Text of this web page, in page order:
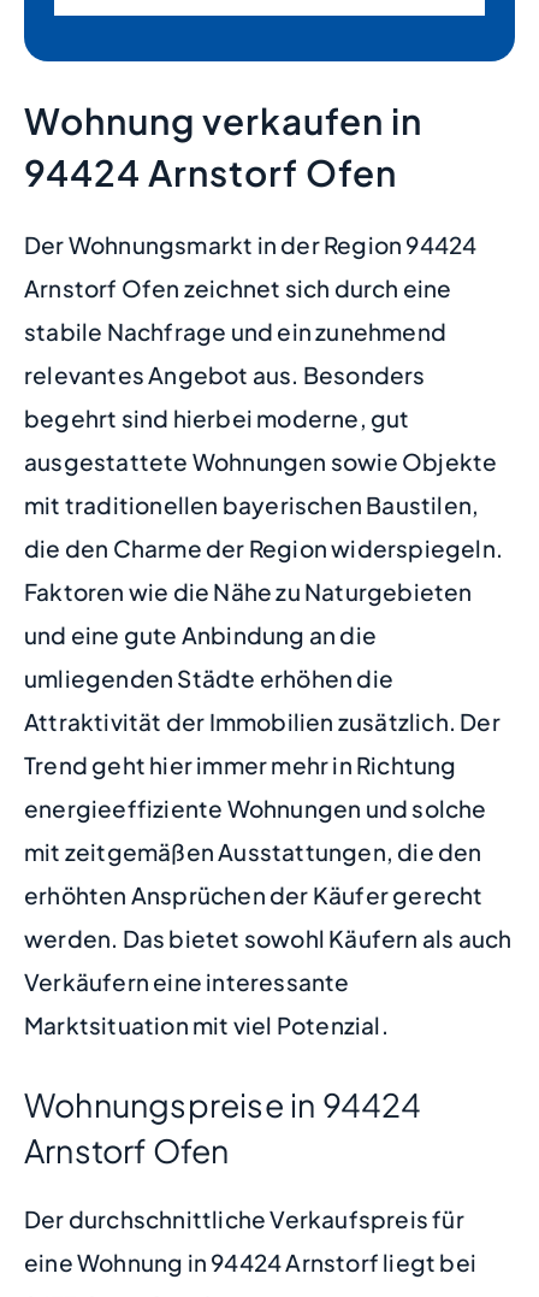
Wohnung verkaufen in
94424 Arnstorf Ofen
Der Wohnungsmarkt in der Region 94424
Arnstorf Ofen zeichnet sich durch eine
stabile Nachfrage und ein zunehmend
relevantes Angebot aus. Besonders
begehrt sind hierbei moderne, gut
ausgestattete Wohnungen sowie Objekte
mit traditionellen bayerischen Baustilen,
die den Charme der Region widerspiegeln.
Faktoren wie die Nähe zu Naturgebieten
und eine gute Anbindung an die
umliegenden Städte erhöhen die
Attraktivität der Immobilien zusätzlich. Der
Trend geht hier immer mehr in Richtung
energieeffiziente Wohnungen und solche
mit zeitgemäßen Ausstattungen, die den
erhöhten Ansprüchen der Käufer gerecht
werden. Das bietet sowohl Käufern als auch
Verkäufern eine interessante
Marktsituation mit viel Potenzial.
Wohnungspreise in 94424
Arnstorf Ofen
Der durchschnittliche Verkaufspreis für
eine Wohnung in 94424 Arnstorf liegt bei